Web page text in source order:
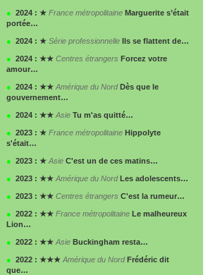
● 2024 : ★ France métropolitaine Marguerite s’était
portée…
● 2024 : ★ Série professionnelle Ils se flattent de…
● 2024 : ★★ Centres étrangers Forcez votre
amour…
● 2024 : ★★ Amérique du NordDès que le
gouvernement…
● 2024 : ★★ Asie Tu m'as quitté…
● 2023 : ★ France métropolitaine Hippolyte
s'était…
● 2023 : ★ Asie C'est un de ces matins…
● 2023 : ★★ Amérique du NordLes adolescents…
● 2023 : ★★ Centres étrangers C'est la rumeur…
● 2022 : ★★ France métropolitaine Le malheureux
Lion…
● 2022 : ★★ Asie Buckingham resta…
● 2022 : ★★★ Amérique du NordFrédéric dit
que…